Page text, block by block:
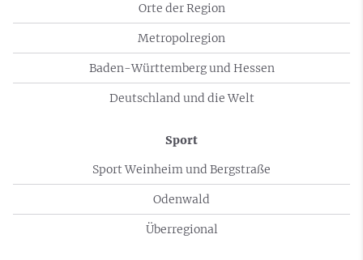
Orte der Region
Metropolregion
Baden-Württemberg und Hessen
Deutschland und die Welt
Sport
Sport Weinheim und Bergstraße
Odenwald
Überregional